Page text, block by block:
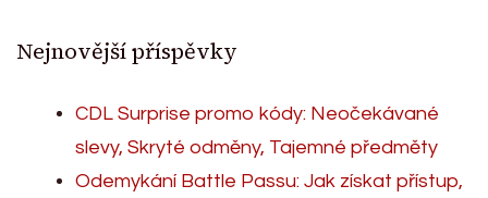
Nejnovější příspěvky
CDL Surprise promo kódy: Neočekávané
slevy, Skryté odměny, Tajemné předměty
Odemykání Battle Passu: Jak získat přístup,